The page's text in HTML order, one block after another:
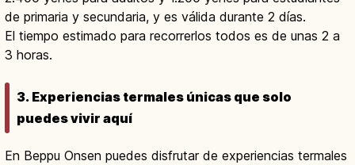
de primaria y secundaria, y es válida durante 2 días.
El tiempo estimado para recorrerlos todos es de unas 2 a
3 horas.
3. Experiencias termales únicas que solo
puedes vivir aquí
En Beppu Onsen puedes disfrutar de experiencias termales